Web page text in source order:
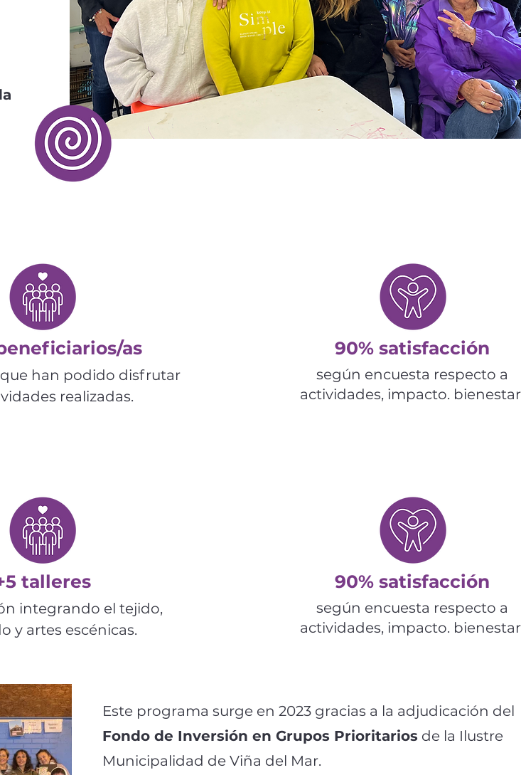
as
han podido disfrutar
realizadas.
90% satisfacción
según encuesta respecto a
actividades, impacto.
talleres
integrando el tejido,
y artes escénicas.
90% satisfacción
según encuesta respecto a
actividades, impacto.
Este programa surge en 2023 gracias a la adjudicación del
Fondo de Inversión en Grupos Prioritarios de la Ilustre
Municipalidad de Viña del Mar.